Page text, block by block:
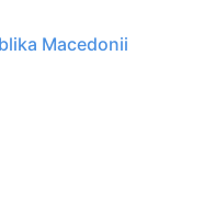
Macedonii